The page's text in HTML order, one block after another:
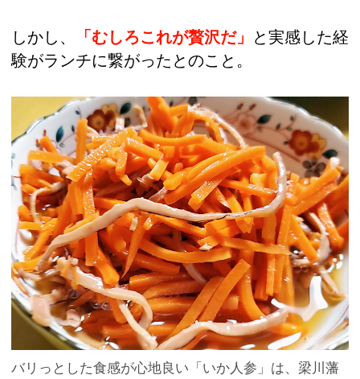
しかし、 「むしろこれが贅沢だ」
と実感した経
験がランチに繋がったとのこと。
バリっとした食感が心地良い「いか人参」は、梁川藩